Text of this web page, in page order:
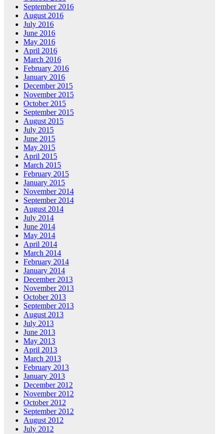
September 2016
August 2016
July 2016
June 2016
May 2016
April 2016
March 2016
February 2016
January 2016
December 2015
November 2015
October 2015
September 2015
August 2015
July 2015
June 2015
May 2015
April 2015
March 2015
February 2015
January 2015
November 2014
September 2014
August 2014
July 2014
June 2014
May 2014
April 2014
March 2014
February 2014
January 2014
December 2013
November 2013
October 2013
September 2013
August 2013
July 2013
June 2013
May 2013
April 2013
March 2013
February 2013
January 2013
December 2012
November 2012
October 2012
September 2012
August 2012
July 2012